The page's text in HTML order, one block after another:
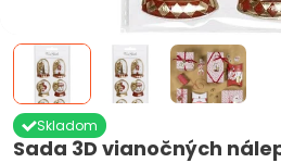
Sada 3D vianočných
Skladom